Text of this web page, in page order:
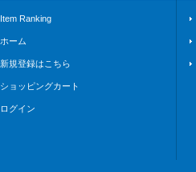
Item Ranking
ホーム
新規登録はこちら
ショッピングカート
ログイン